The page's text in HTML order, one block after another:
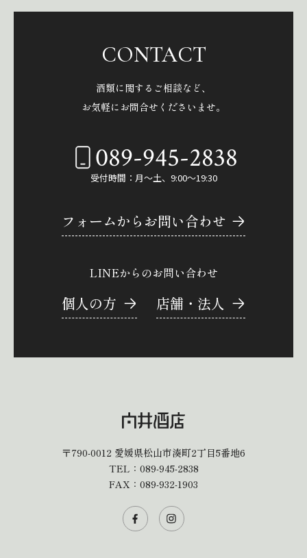
CONTACT
酒類に関するご相談など、
お気軽にお問合せくださいませ。
089-945-2838
受付時間：月～土、9:00～19:30
フォームからお問い合わせ
LINEからのお問い合わせ
個人の方 店舗・法人
〒790-0012 愛媛県松山市湊町2丁目5番地6
TEL： 089-945-2838
FAX：089-932-1903